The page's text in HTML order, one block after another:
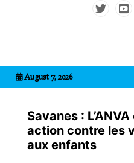
August 7, 2026
Savanes :
action contre les
aux enfants